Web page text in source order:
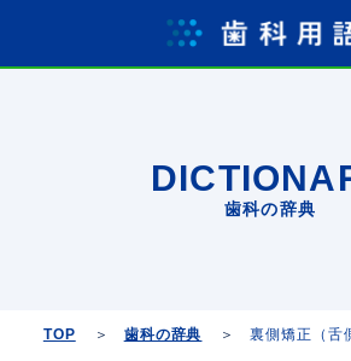
歯科の辞典
TOP 歯科の辞典 裏側矯正（舌